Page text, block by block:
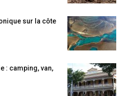
sur la côte
: camping, van,